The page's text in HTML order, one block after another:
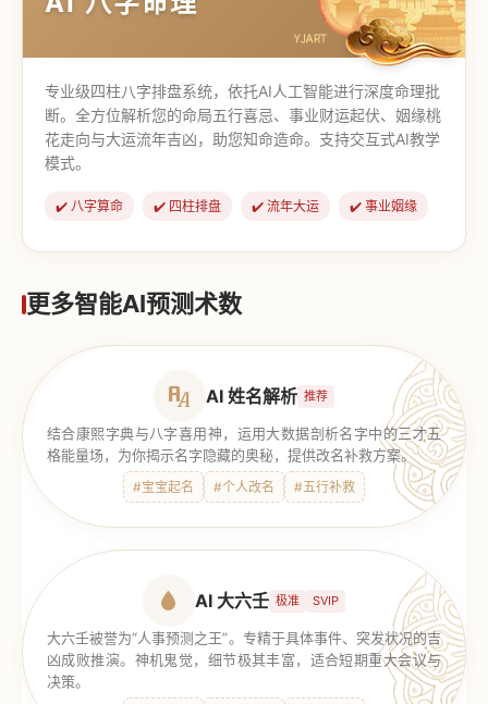
专业级四柱八字排盘系统，依托AI人工智能进行深度命理批
断。全方位解析您的命局五行喜忌、事业财运起伏、姻缘桃
花走向与大运流年吉凶，助您知命造命。支持交互式AI教学
模式。
✔️ 八字算命 ✔️ 四柱排盘 ✔️ 流年大运 ✔️ 事业姻缘
更多智能AI预测术数
AI 姓名解析 推荐
结合康熙字典与八字喜用神，运用大数据剖析名字中的三才五
格能量场，为你揭示名字隐藏的奥秘，提供改名补救方案。
#宝宝起名 #个人改名 #五行补救
AI 大六壬 极准 SVIP
大六壬被誉为“人事预测之王”。专精于具体事件、突发状况的吉
凶成败推演。神机鬼觉，细节极其丰富，适合短期重大会议与
决策。